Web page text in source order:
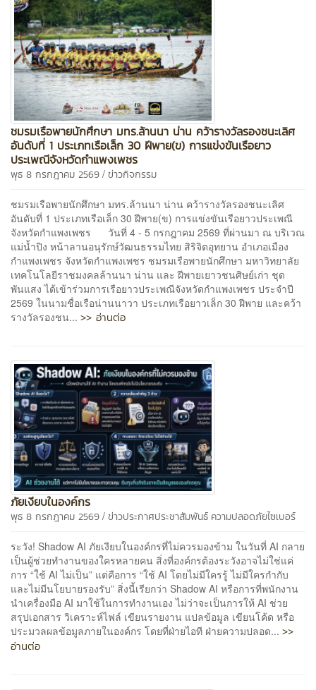
ชมรมเรือพายนักศึกษา มทร.ล้านนา น่าน คว้ารางวัลรองชนะเลิศ
อันดับที่ 1 ประเภทเรือเล็ก 30 ฝีพาย(ข) การแข่งขันเรือยาว
ประเพณีจังหวัดกำแพงเพชร
พุธ 8 กรกฎาคม 2569 / ข่าวกิจกรรม
ชมรมเรือพายนักศึกษา มทร.ล้านนา น่าน คว้ารางวัลรองชนะเลิศ
อันดับที่ 1 ประเภทเรือเล็ก 30 ฝีพาย(ข) การแข่งขันเรือยาวประเพณี
จังหวัดกำแพงเพชร วันที่ 4 - 5 กรกฎาคม 2569 ที่ผ่านมา ณ บริเวณ
แม่น้ำปิง หน้าลานอนุรักษ์วัฒนธรรมไทย สิริจิตอุทยาน อำเภอเมือง
กำแพงเพชร จังหวัดกำแพงเพชร ชมรมเรือพายนักศึกษา มหาวิทยาลัย
เทคโนโลยีราชมงคลล้านนา น่าน และ ฝีพายเยาวชนศิษย์เก่า ชุด
พันแสง ได้เข้าร่วมการเรือยาวประเพณีจังหวัดกำแพงเพชร ประจำปี
2569 ในนามชื่อเรือน่านนาวา ประเภทเรือยาวเล็ก 30 ฝีพาย และคว้า
รางวัลรองชน... >> อ่านต่อ
ภัยเงียบในองค์กร
พุธ 8 กรกฎาคม 2569 / ข่าวประกาศประชาสัมพันธ์ ความปลอดภัยไซเบอร์
ระวัง! Shadow AI ภัยเงียบในองค์กรที่ไม่ควรมองข้าม ในวันที่ AI กลาย
เป็นผู้ช่วยทำงานของใครหลายคน สิ่งที่องค์กรต้องระวังอาจไม่ใช่แค่
การ “ใช้ AI ไม่เป็น” แต่คือการ “ใช้ AI โดยไม่มีใครรู้ ไม่มีใครกำกับ
และไม่มีนโยบายรองรับ” สิ่งนี้เรียกว่า Shadow AI หรือการที่พนักงาน
นำเครื่องมือ AI มาใช้ในการทำงานเอง ไม่ว่าจะเป็นการให้ AI ช่วย
สรุปเอกสาร วิเคราะห์ไฟล์ เขียนรายงาน แปลข้อมูล เขียนโค้ด หรือ
ประมวลผลข้อมูลภายในองค์กร โดยที่ฝ่ายไอที ฝ่ายความปลอด... >>
อ่านต่อ